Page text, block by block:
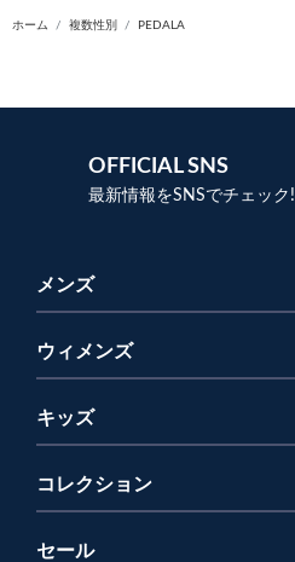
ホーム 複数性別 PEDALA
OFFICIAL SNS
最新情報をSNSでチェック!
メンズ
ウィメンズ
キッズ
コレクション
セール